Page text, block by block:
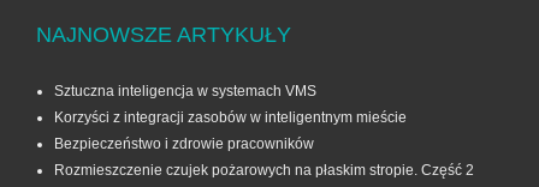
NAJNOWSZE ARTYKUŁY
Sztuczna inteligencja w systemach VMS
Korzyści z integracji zasobów w inteligentnym mieście
Bezpieczeństwo i zdrowie pracowników
Rozmieszczenie czujek pożarowych na płaskim stropie. Część 2